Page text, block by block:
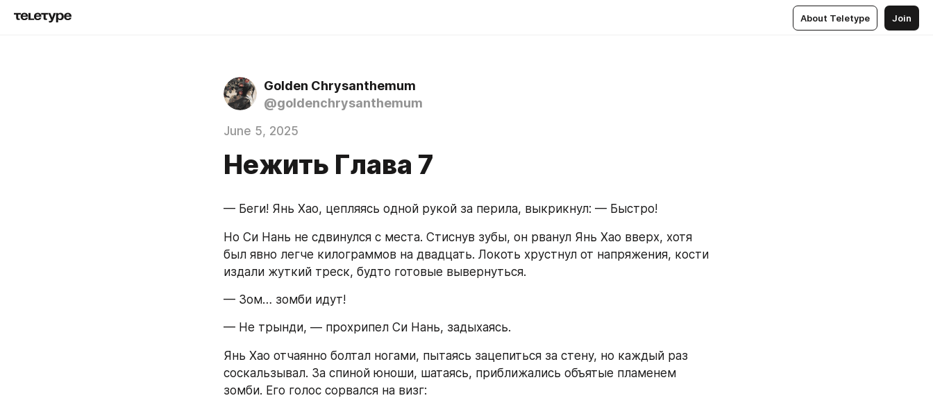
About Teletype Join
Golden Chrysanthemum
@goldenchrysanthemum
June 5, 2025
Нежить Глава 7
— Беги! Янь Хао, цепляясь одной рукой за перила, выкрикнул: — Быстро!
Но Си Нань не сдвинулся с места. Стиснув зубы, он рванул Янь Хао вверх, хотя
был явно легче килограммов на двадцать. Локоть хрустнул от напряжения, кости
издали жуткий треск, будто готовые вывернуться.
— Зом… зомби идут!
— Не трынди, — прохрипел Си Нань, задыхаясь.
Янь Хао отчаянно болтал ногами, пытаясь зацепиться за стену, но каждый раз
соскальзывал. За спиной юноши, шатаясь, приближались объятые пламенем
зомби. Его голос сорвался на визг: